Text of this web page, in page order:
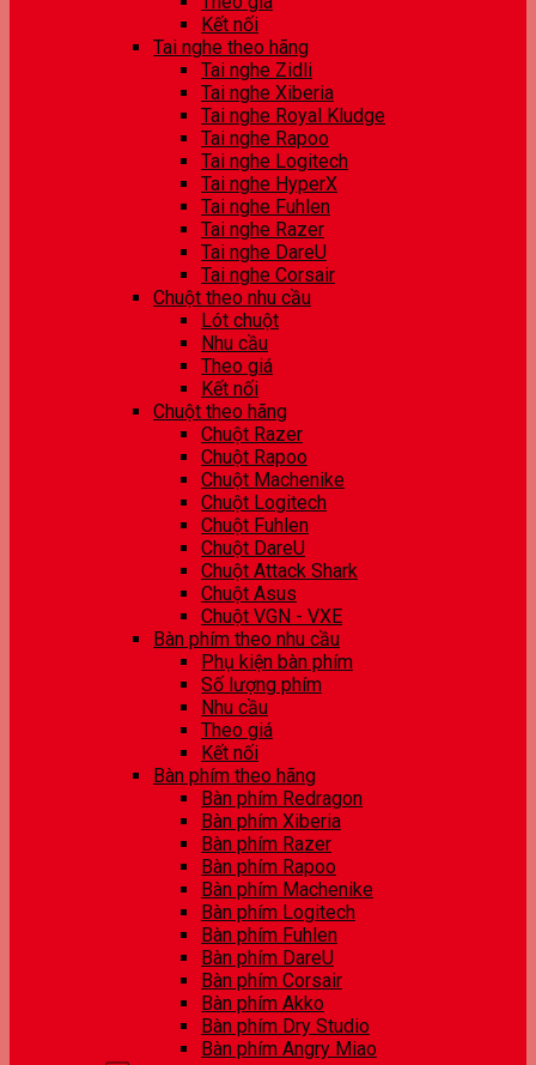
Kết nối
Tai nghe theo hãng
Tai nghe Zidli
Tai nghe Xiberia
Tai nghe Royal Kludge
Tai nghe Rapoo
Tai nghe Logitech
Tai nghe HyperX
Tai nghe Fuhlen
Tai nghe Razer
Tai nghe DareU
Tai nghe Corsair
Chuột theo nhu cầu
Lót chuột
Nhu cầu
Theo giá
Kết nối
Chuột theo hãng
Chuột Razer
Chuột Rapoo
Chuột Machenike
Chuột Logitech
Chuột Fuhlen
Chuột DareU
Chuột Attack Shark
Chuột Asus
Chuột VGN - VXE
Bàn phím theo nhu cầu
Phụ kiện bàn phím
Số lượng phím
Nhu cầu
Theo giá
Kết nối
Bàn phím theo hãng
Bàn phím Redragon
Bàn phím Xiberia
Bàn phím Razer
Bàn phím Rapoo
Bàn phím Machenike
Bàn phím Logitech
Bàn phím Fuhlen
Bàn phím DareU
Bàn phím Corsair
Bàn phím Akko
Bàn phím Dry Studio
Bàn phím Angry Miao